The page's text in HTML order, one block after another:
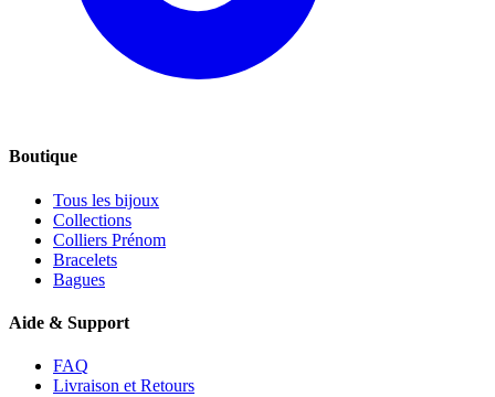
Boutique
Tous les bijoux
Collections
Colliers Prénom
Bracelets
Bagues
Aide & Support
FAQ
Livraison et Retours